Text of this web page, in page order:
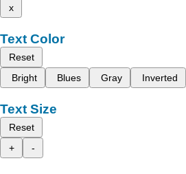
x
Text Color
Reset
Bright
Blues Gray Inverted
Text Size
Reset
+
-